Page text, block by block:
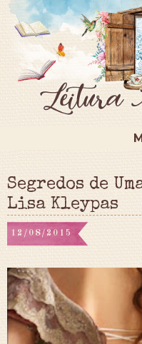
Segredos de
Lisa Kleypas
12/08/2015